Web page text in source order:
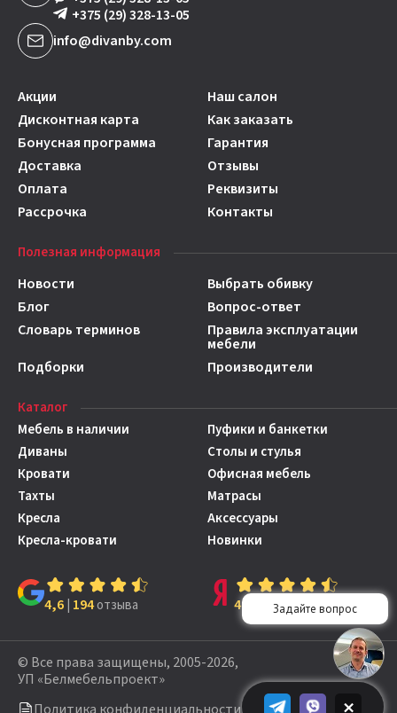
+375 (29) 328-13-05
info@divanby.com
Акции
Наш салон
Дисконтная карта
Как заказать
Бонусная программа
Гарантия
Доставка
Отзывы
Оплата
Реквизиты
Рассрочка
Контакты
Полезная информация
Новости
Выбрать обивку
Блог
Вопрос-ответ
Словарь терминов
Правила эксплуатации
мебели
Подборки
Производители
Каталог
Мебель в наличии
Диваны
Кровати
Тахты
Кресла
Кресла-кровати
Пуфики и банкетки
Столы и стулья
Офисная мебель
Матрасы
Аксессуары
Новинки
4,6 194отзыва 4,7 149отзывов
© Все права защищены, 2005-2026,
УП «Белмебельпроект»